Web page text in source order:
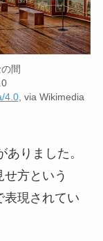
間
4.0, via Wikimedia
りました。
方という
表現されてい